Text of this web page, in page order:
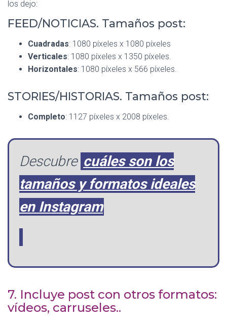
los dejo:
FEED/NOTICIAS. Tamaños post:
Cuadradas: 1080 píxeles x 1080 píxeles
Verticales: 1080 píxeles x 1350 píxeles.
Horizontales: 1080 píxeles x 566 píxeles.
STORIES/HISTORIAS. Tamaños post:
Completo: 1127 píxeles x 2008 píxeles.
Descubre cuáles son los
tamaños y formatos ideales
en Instagram
7. Incluye post con otros formatos:
vídeos, carruseles..